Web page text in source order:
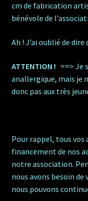
cm de fabrication
bénévole de
Ah ! J’ai oublié de
ATTENTION ! ==> Je
anallergique, mais je
donc pas aux très
Pour rappel, tous vos
financement de nos
notre association.
nous avons besoin de
nous pouvons